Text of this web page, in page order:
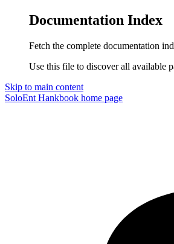
Documentation Index
Fetch the complete documentation
Use this file to discover all available
Skip to main content
SoloEnt Hankbook home page